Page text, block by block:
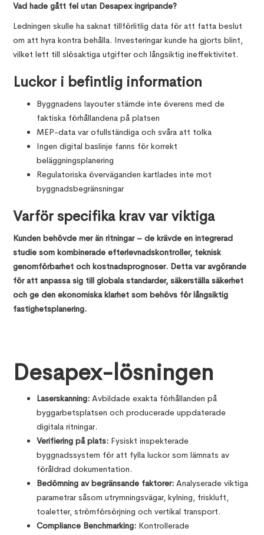
Vad hade gått fel utan Desapex ingripande?
Ledningen skulle ha saknat tillförlitlig data för att fatta beslut
om att hyra kontra behålla. Investeringar kunde ha gjorts blint,
vilket lett till slösaktiga utgifter och långsiktig ineffektivitet.
Luckor i befintlig information
Byggnadens layouter stämde inte överens med de
faktiska förhållandena på platsen
MEP-data var ofullständiga och svåra att tolka
Ingen digital baslinje fanns för korrekt
beläggningsplanering
Regulatoriska överväganden kartlades inte mot
byggnadsbegränsningar
Varför specifika krav var viktiga
Kunden behövde mer än ritningar – de krävde en integrerad
studie som kombinerade efterlevnadskontroller, teknisk
genomförbarhet och kostnadsprognoser. Detta var avgörande
för att anpassa sig till globala standarder, säkerställa säkerhet
och ge den ekonomiska klarhet som behövs för långsiktig
fastighetsplanering.
Desapex-lösningen
Laserskanning: Avbildade exakta förhållanden på
byggarbetsplatsen och producerade uppdaterade
digitala ritningar.
Verifiering på plats: Fysiskt inspekterade
byggnadssystem för att fylla luckor som lämnats av
föråldrad dokumentation.
Bedömning av begränsande faktorer: Analyserade viktiga
parametrar såsom utrymningsvägar, kylning, friskluft,
toaletter, strömförsörjning och vertikal transport.
Compliance Benchmarking: Kontrollerade